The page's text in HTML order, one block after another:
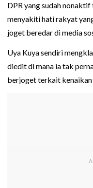
DPR yang sudah
menyakiti hati rakyat
joget beredar di media
Uya Kuya sendiri
diedit di mana ia tak
berjoget terkait kenaikan